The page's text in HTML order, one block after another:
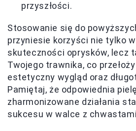
przyszłości.
Stosowanie się do
przyniesie korzyści nie tylko
skuteczności oprysków, lecz
Twojego trawnika, co
estetyczny wygląd oraz
Pamiętaj, że odpowiednia
zharmonizowane działania
sukcesu w walce z